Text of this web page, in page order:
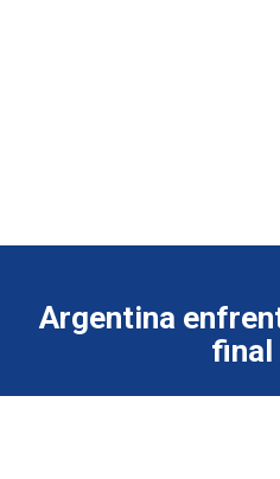
Argentina
final